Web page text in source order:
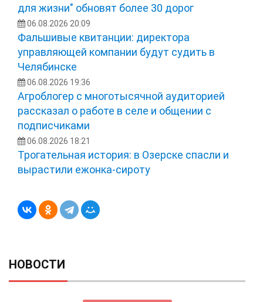
для жизни" обновят более 30 дорог
06.08.2026 20:09
Фальшивые квитанции: директора
управляющей компании будут судить в
Челябинске
06.08.2026 19:36
Агроблогер с многотысячной аудиторией
рассказал о работе в селе и общении с
подписчиками
06.08.2026 18:21
Трогательная история: в Озерске спасли и
вырастили ежонка‑сироту
НОВОСТИ